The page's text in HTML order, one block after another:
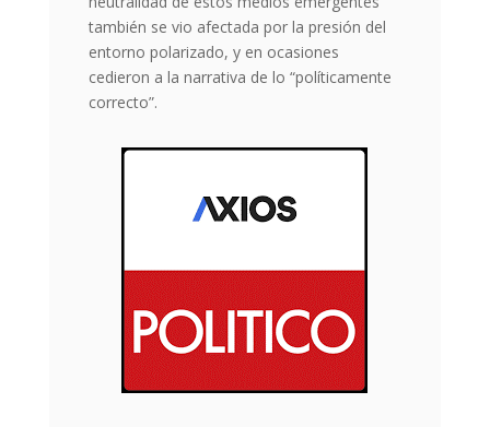
también se vio afectada por la presión del
entorno polarizado, y en ocasiones
cedieron a la narrativa de lo “políticamente
correcto”.